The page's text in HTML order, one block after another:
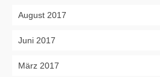
August 2017
Juni 2017
März 2017